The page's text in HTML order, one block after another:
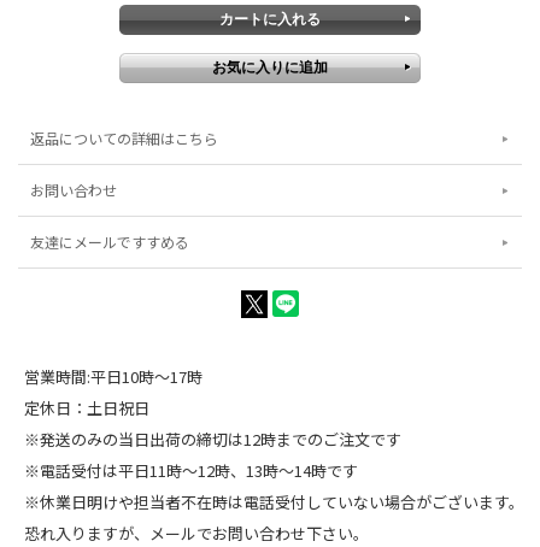
返品についての詳細はこちら
お問い合わせ
友達にメールですすめる
営業時間:平日10時～17時
定休日：土日祝日
※発送のみの当日出荷の締切は12時までのご注文です
※電話受付は平日11時～12時、13時～14時です
※休業日明けや担当者不在時は電話受付していない場合がございます。
恐れ入りますが、メールでお問い合わせ下さい。